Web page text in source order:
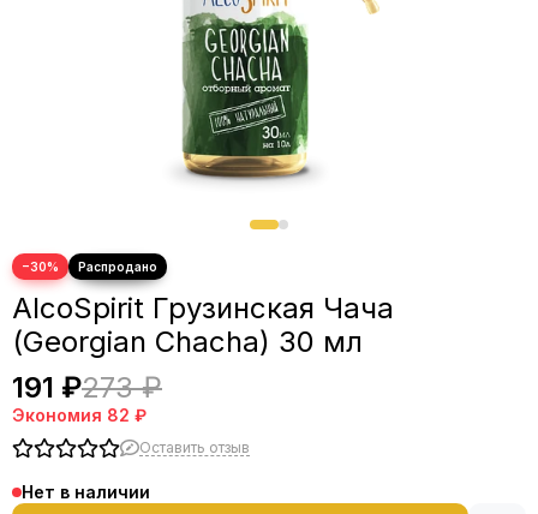
−30%
AlcoSpirit Грузинская Чача
(Georgian Chacha) 30 мл
191 ₽273 ₽
Экономия 82 ₽
Оставить отзыв
Нет в наличии